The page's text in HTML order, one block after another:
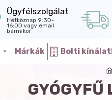
Ügyfélszolgálat
Hétköznap 9:30-
16:00 vagy email
bármikor
Márkák Bolti
GYÓGYFŰ